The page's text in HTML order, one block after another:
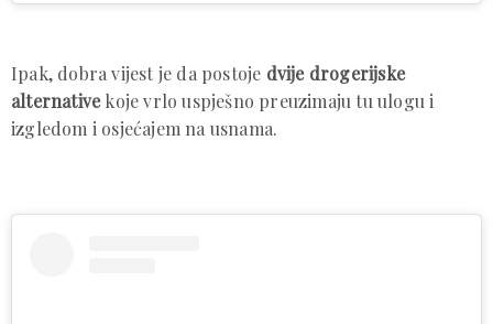
Ipak, dobra vijest je da postoje dvije drogerijske
alternativekoje vrlo uspješno preuzimaju tu ulogu i
izgledom i osjećajem na usnama.